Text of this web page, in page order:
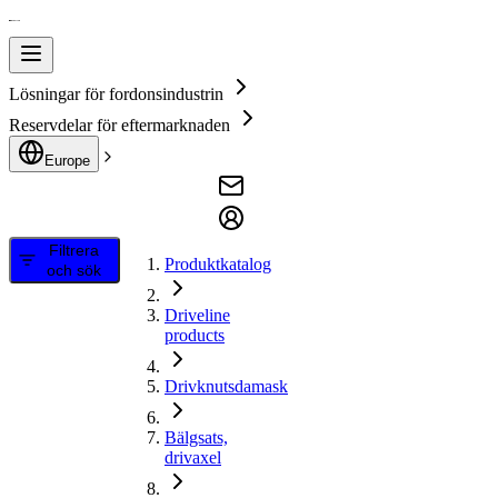
Lösningar för fordonsindustrin
Reservdelar för eftermarknaden
Europe
Filtrera
och sök
Produktkatalog
Driveline
products
Drivknutsdamask
Bälgsats,
drivaxel